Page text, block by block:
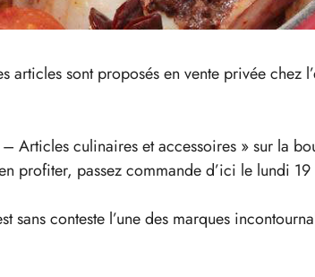
sont proposés en vente privée chez
Articles culinaires et accessoires » sur la
profiter, passez commande d’ici le lundi
conteste l’une des marques